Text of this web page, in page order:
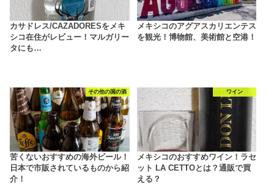
カサドレス/CAZADORESをメキ
シコ在住がレビュー！マルガリー
タにも…
メキシコのアグアスカリエンテス
を観光！博物館、美術館と空港！
その他の国の酒
苦くないおすすめの海外ビール！
日本で市販されているものから紹
介！
ワイン
メキシコのおすすめワイン！ラセ
ット LA CETTOとは？通販で買
える？